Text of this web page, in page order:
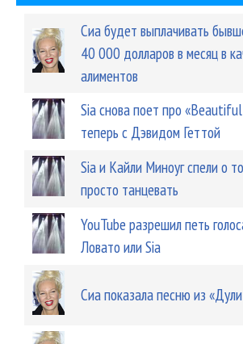
Сиа будет выплачивать
40 000 долларов в месяц в
алиментов
Sia снова поет про
теперь с Дэвидом Геттой
Sia и Кайли Миноуг спели о
просто танцевать
YouTube разрешил петь
Ловато или Sia
Сиа показала песню из